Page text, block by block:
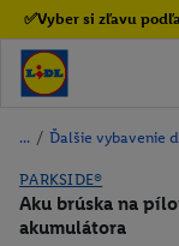
✅Vyber si zľavu
/ Ďalšie vybavenie
PARKSIDE®
Aku brúska na
akumulátora